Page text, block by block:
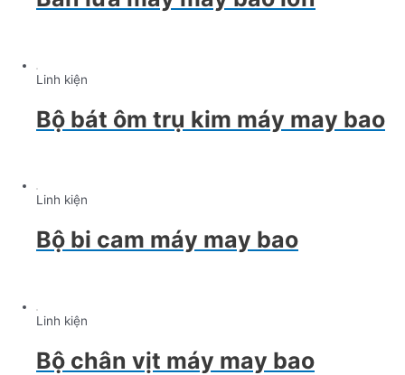
Linh kiện
Bộ bát ôm trụ kim máy may bao
Linh kiện
Bộ bi cam máy may bao
Linh kiện
Bộ chân vịt máy may bao